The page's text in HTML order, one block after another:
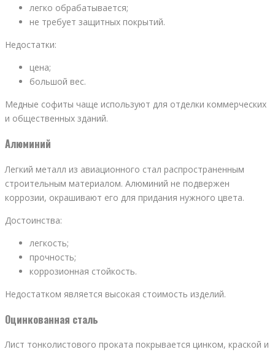
легко обрабатывается;
не требует защитных покрытий.
Недостатки:
цена;
большой вес.
Медные софиты чаще используют для отделки коммерческих
и общественных зданий.
Алюминий
Легкий металл из авиационного стал распространенным
строительным материалом. Алюминий не подвержен
коррозии, окрашивают его для придания нужного цвета.
Достоинства:
легкость;
прочность;
коррозионная стойкость.
Недостатком является высокая стоимость изделий.
Оцинкованная сталь
Лист тонколистового проката покрывается цинком, краской и